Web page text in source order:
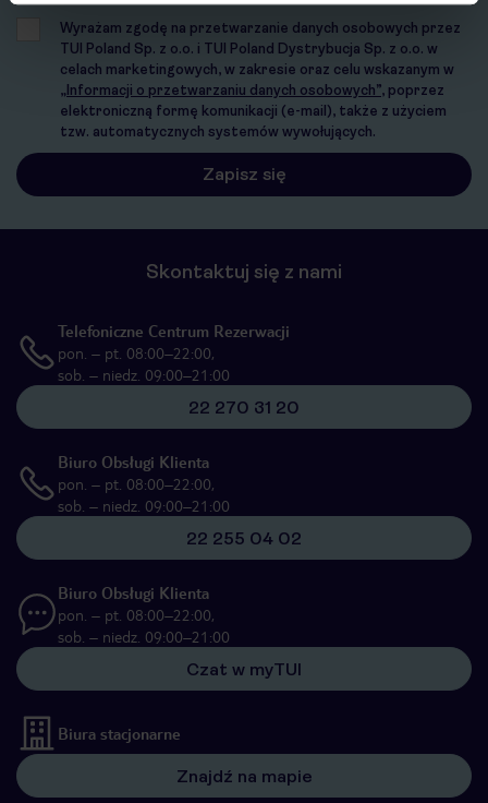
Wyrażam zgodę na przetwarzanie danych osobowych przez
TUI Poland Sp. z o.o. i TUI Poland Dystrybucja Sp. z o.o. w
celach marketingowych, w zakresie oraz celu wskazanym w
„Informacji o przetwarzaniu danych osobowych”, poprzez
elektroniczną formę komunikacji (e-mail), także z użyciem
tzw. automatycznych systemów wywołujących.
Skontaktuj się z nami
Telefoniczne Centrum Rezerwacji
pon. – pt. 08:00–22:00,
sob. – niedz. 09:00–21:00
22 270 31 20
Biuro Obsługi Klienta
pon. – pt. 08:00–22:00,
sob. – niedz. 09:00–21:00
22 255 04 02
Biuro Obsługi Klienta
pon. – pt. 08:00–22:00,
sob. – niedz. 09:00–21:00
Czat w myTUI
Biura stacjonarne
Znajdź na mapie